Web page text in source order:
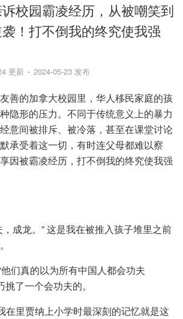
校园霸凌经历，从被嘲笑到
！打不倒我的终究使我强
更新 2024-05-23 发布
善的加拿大校园里，华人移民家庭的孩
隐形的压力。不同于传统意义上的暴力
意间被排斥、被冷落，甚至在课堂讨论
承受着这一切，有时连父母都难以察
因被霸凌经历，打不倒我的终究使我强
成龙。” 这是我在被推入孩子堆里之前
们真的以为所有中国人都会功夫
了一个会功夫的。
在里贾纳上小学时最深刻的记忆就是这